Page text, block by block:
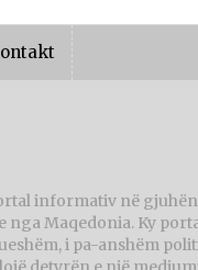
informativ në
Maqedonia. Ky
i pa-anshëm